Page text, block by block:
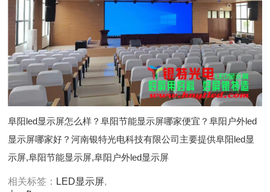
阜阳led显示屏怎么样？阜阳节能显示屏哪家便宜？阜阳户外led
显示屏哪家好？河南银特光电科技有限公司主要提供阜阳led显
示屏,阜阳节能显示屏,阜阳户外led显示屏
相关标签： LED显示屏,